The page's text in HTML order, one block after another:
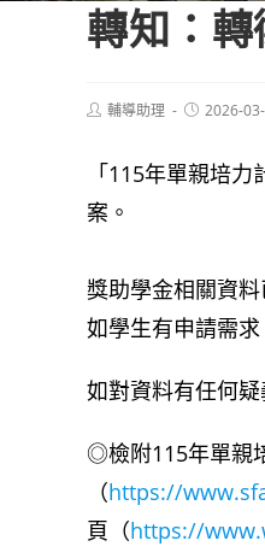
轉知：轉
Post輔導助理
Post2026-
「115年單親培
案。
獎助學金相關資
如學生有申請需
如對資料有任何
◎檢附115年單親
（https://
頁（https://